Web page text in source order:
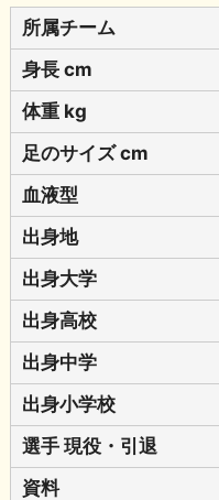
所属チーム
身長 cm
体重 kg
足のサイズ cm
血液型
出身地
出身大学
出身高校
出身中学
出身小学校
選手 現役・引退
資料